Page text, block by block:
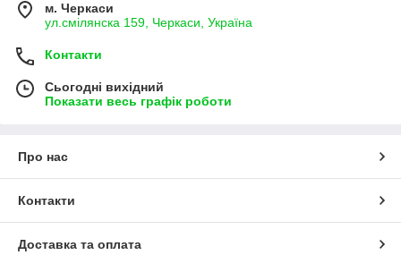
м. Черкаси
ул.смілянска 159, Черкаси, Україна
Контакти
Сьогодні вихідний
Показати весь графік роботи
Про нас
Контакти
Доставка та оплата